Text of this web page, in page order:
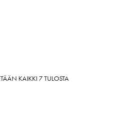
KAIKKI 7 TULOSTA